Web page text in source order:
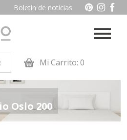
Boletín de noticias
Mi Carrito: 0
POR AMBIENTES
Baño
Oslo 200